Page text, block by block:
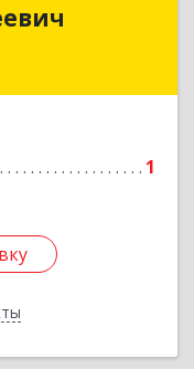
1
Артемовский г,